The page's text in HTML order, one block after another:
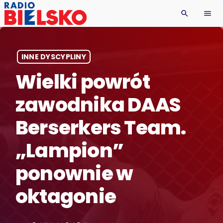
search menu
INNE DYSCYPLINY
Wielki powrót
zawodnika DAAS
Berserkers Team.
„Lampion”
ponownie w
oktagonie